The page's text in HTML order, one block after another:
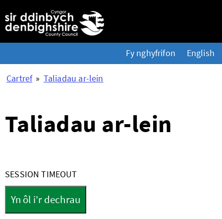
Fy nghyfrifon English
Cartref » Taliadau ar-lein
Taliadau ar-lein
Form
SESSION TIMEOUT